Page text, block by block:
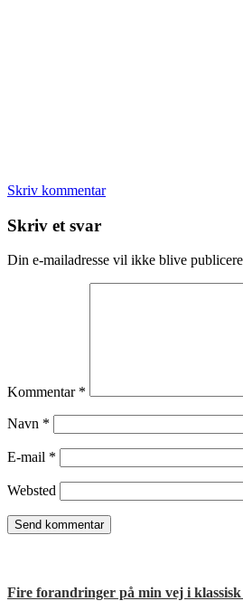
Skriv kommentar
Læserinteraktioner
Skriv et svar
Din e-mailadresse vil ikke blive
Kommentar *
Navn *
E-mail *
Websted
Fire forandringer på min vej i